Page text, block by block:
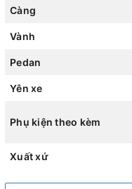
Càng
Vành
Pedan
Yên xe
Phụ kiện theo kèm
Xuất xứ